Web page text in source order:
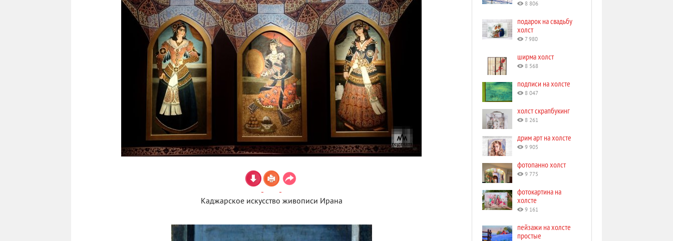
Каджарское искусство живописи Ирана
8 806
подарок на свадьбу
холст
7 980
ширма холст
8 568
подписи на холсте
8 047
холст скрапбукинг
8 261
дрим арт на холсте
9 905
фотопанно холст
9 775
фотокартина на
холсте
9 161
пейзажи на холсте
простые